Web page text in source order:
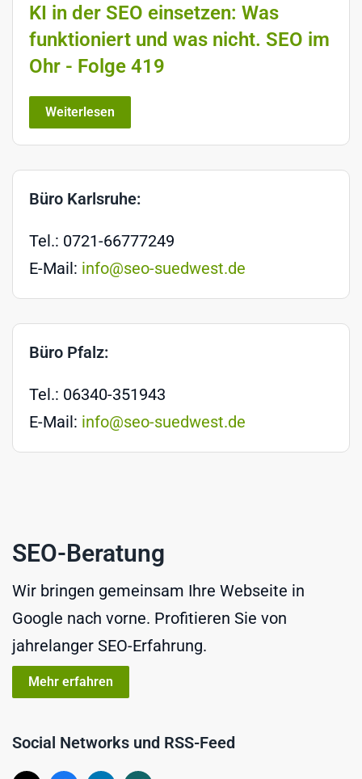
KI in der SEO einsetzen: Was
funktioniert und was nicht. SEO im
Ohr - Folge 419
Weiterlesen
Büro Karlsruhe:
Tel.: 0721-66777249
E-Mail: info@seo-suedwest.de
Büro Pfalz:
Tel.: 06340-351943
E-Mail: info@seo-suedwest.de
SEO-Beratung
Wir bringen gemeinsam Ihre Webseite in
Google nach vorne. Profitieren Sie von
jahrelanger SEO-Erfahrung.
Mehr erfahren
Social Networks und RSS-Feed